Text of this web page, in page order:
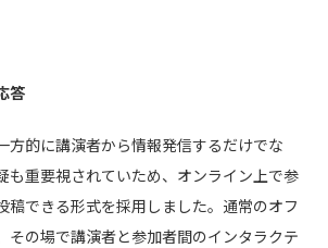
答
方的に講演者から情報発信するだけでな
も重要視されていため、オンライン上で参
稿できる形式を採用しました。通常のオフ
その場で講演者と参加者間のインタラクテ